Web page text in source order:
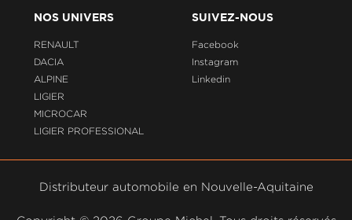
NOS UNIVERS
RENAULT
DACIA
ALPINE
LIGIER
MICROCAR
LIGIER PROFESSIONAL
SUIVEZ-NOUS
Facebook
Instagram
Linkedin
Distributeur automobile en Nouvelle-Aquitaine